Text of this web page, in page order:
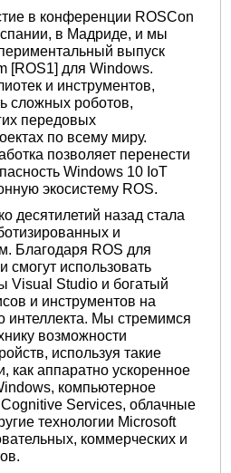
в конференции ROSCon
в Мадриде, и мы
выпуск
[ROS1] для Windows.
и инструментов,
сложных роботов,
передовых
по всему миру.
позволяет перенести
Windows 10 IoT
экосистему ROS.
десятилетий назад стала
и
Благодаря ROS для
смогут использовать
Visual Studio и богатый
и инструментов на
интеллекта. Мы стремимся
возможности
используя такие
как аппаратно ускоренное
компьютерное
Services, облачные
технологии Microsoft
коммерческих и